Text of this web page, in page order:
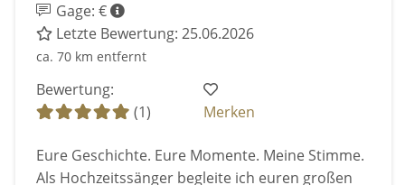
Gage: €
Letzte Bewertung: 25.06.2026
ca. 70 km entfernt
Bewertung:
(1)
Merken
Eure Geschichte. Eure Momente. Meine Stimme.
Als Hochzeitssänger begleite ich euren großen